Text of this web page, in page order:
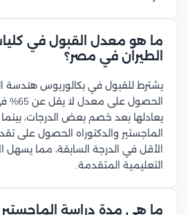
ما هو معدل القبول في
الطيران في مصر؟
يشترط للقبول في بكالوريوس هندسة
الحصول
يعادلها بعد خصم بعض الدرجات،
الماجستير والدكتوراه الحصول على
الأقل في الدرجة السابقة، مما يسهل
التعليمية المتقدمة.
ما هي مدة دراسة الماجستير